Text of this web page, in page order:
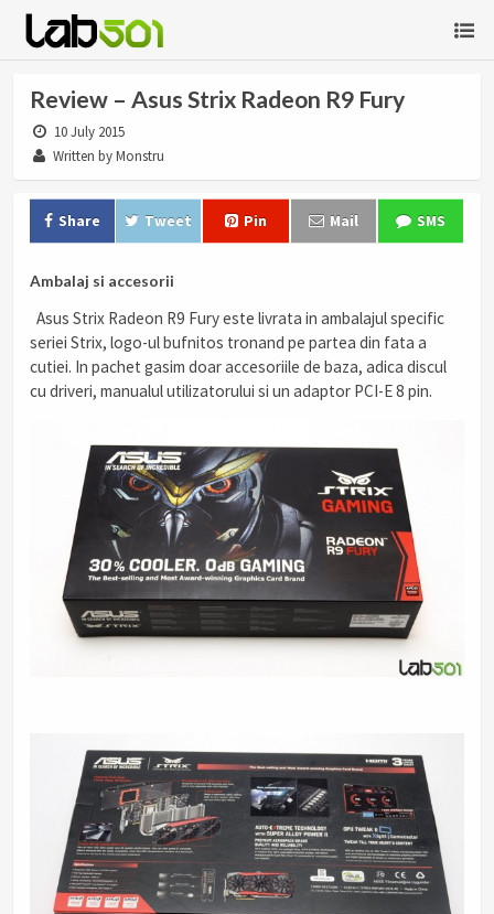
Review – Asus Strix Radeon R9 Fury
10 July 2015
Written by Monstru
Share Tweet Pin Mail SMS
Ambalaj si accesorii
Asus Strix Radeon R9 Fury este livrata in ambalajul specific
seriei Strix, logo-ul bufnitos tronand pe partea din fata a
cutiei. In pachet gasim doar accesoriile de baza, adica discul
cu driveri, manualul utilizatorului si un adaptor PCI-E 8 pin.